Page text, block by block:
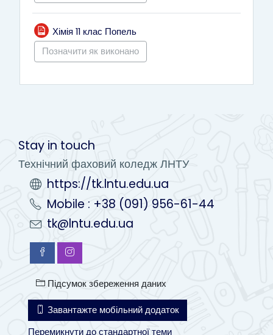
Хімія 11 клас ПопельURL (веб-посилання)
Позначити як виконано
Stay in touch
Технічний фаховий коледж ЛНТУ
https://tk.lntu.edu.ua
Mobile : +38 (091) 956-61-44
tk@lntu.edu.ua
Підсумок збереження даних
Завантажте мобільний додаток
Перемикнути до стандартної теми